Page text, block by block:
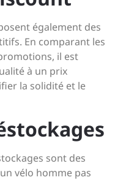
également des
En comparant les
il est
à un prix
la solidité et le
sont des
vélo homme pas